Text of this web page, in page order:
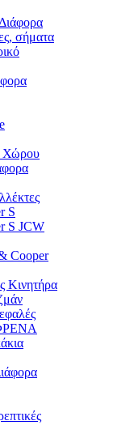
σήματα
Χώρου
S
S JCW
Cooper
Κινητήρα